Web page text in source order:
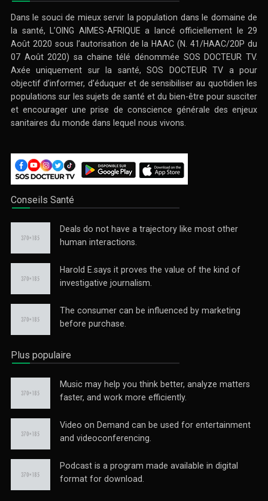
Dans le souci de mieux servir la population dans le domaine de
la santé, L’OING AIMES-AFRIQUE a lancé officiellement le 29
Août 2020 sous l’autorisation de la HAAC (N. 41/HAAC/20P du
07 Août 2020) sa chaine télé dénommée SOS DOCTEUR TV.
Axée uniquement sur la santé, SOS DOCTEUR TV a pour
objectif d’informer, d’éduquer et de sensibiliser au quotidien les
populations sur les sujets de santé et du bien-être pour susciter
et encourager une prise de conscience générale des enjeux
sanitaires du monde dans lequel nous vivons.
Conseils Santé
Deals do not have a trajectory like most other
human interactions.
Harold E.says it proves the value of the kind of
investigative journalism.
The consumer can be influenced by marketing
before purchase.
Plus populaire
Music may help you think better, analyze matters
faster, and work more efficiently.
Video on Demand can be used for entertainment
and videoconferencing.
Podcast is a program made available in digital
format for download.